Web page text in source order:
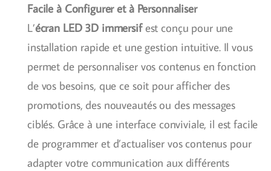
Facile à Configurer et à Personnaliser
L’écran LED 3D immersifest conçu pour une
installation rapide et une gestion intuitive. Il vous
permet de personnaliser vos contenus en fonction
de vos besoins, que ce soit pour afficher des
promotions, des nouveautés ou des messages
ciblés. Grâce à une interface conviviale, il est facile
de programmer et d’actualiser vos contenus pour
adapter votre communication aux différents